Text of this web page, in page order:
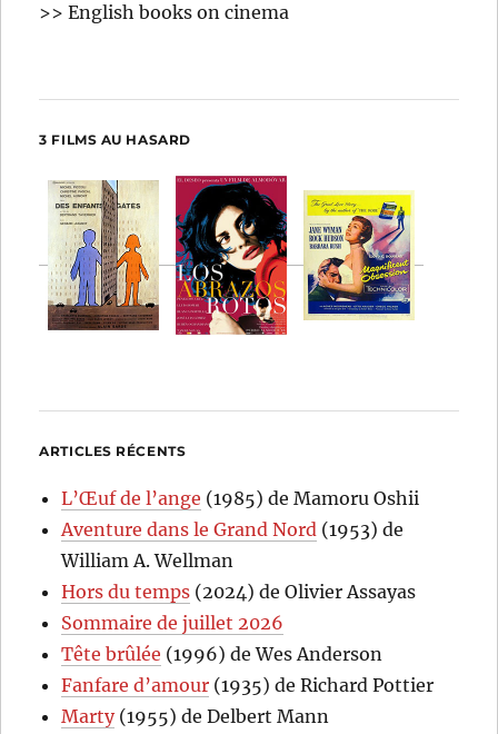
>> English books on cinema
3 FILMS AU HASARD
ARTICLES RÉCENTS
L’Œuf de l’ange (1985) de Mamoru Oshii
Aventure dans le Grand Nord (1953) de
William A. Wellman
Hors du temps (2024) de Olivier Assayas
Sommaire de juillet 2026
Tête brûlée (1996) de Wes Anderson
Fanfare d’amour (1935) de Richard Pottier
Marty(1955) de Delbert Mann